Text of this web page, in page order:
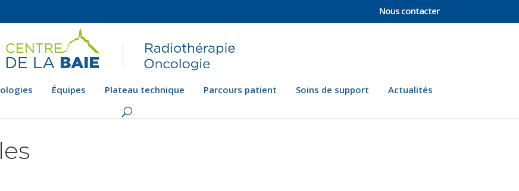
Nous contacter
Équipes Plateau technique Parcours patient Soins de support Actualités